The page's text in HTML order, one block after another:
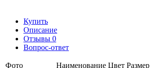
Купить
Описание
Отзывы 0
Вопрос-ответ
Фото Наименование Цвет Размер